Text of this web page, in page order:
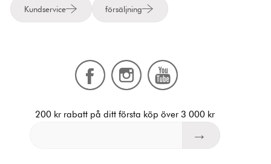
Kundservice försäljning
200 kr rabatt på ditt första köp över 3 000 kr